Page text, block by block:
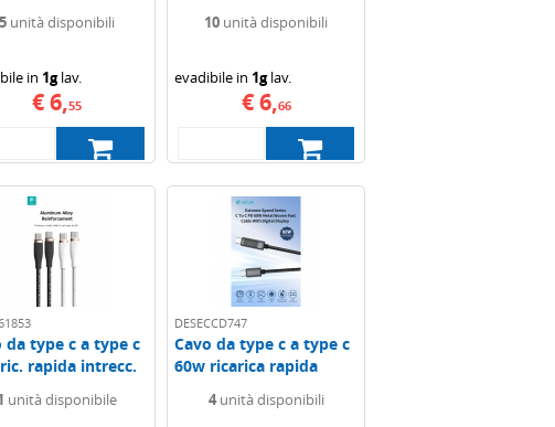
5unità disponibili
in 1glav.
€ 6,55
10 unità disponibili
evadibile in 1glav.
€ 6,66
da type c a type c
rapida intrecc.
unità disponibile
DESECCD747
Cavo da type c a type c
60w ricarica rapida
4unità disponibili